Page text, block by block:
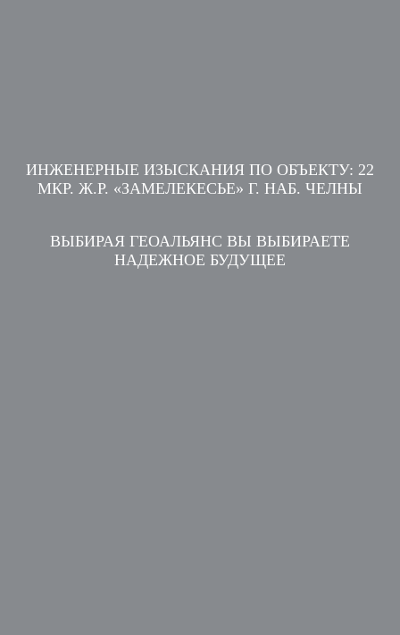
ИНЖЕНЕРНЫЕ ИЗЫСКАНИЯ ПО ОБЪЕКТУ: 22
МКР. Ж.Р. «ЗАМЕЛЕКЕСЬЕ» Г. НАБ. ЧЕЛНЫ
ВЫБИРАЯ ГЕОАЛЬЯНС ВЫ ВЫБИРАЕТЕ
НАДЕЖНОЕ БУДУЩЕЕ